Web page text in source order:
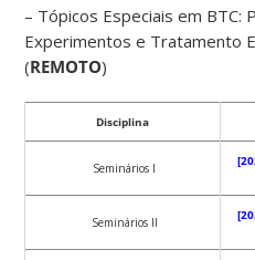
– Tópicos Especiais em BTC:
Experimentos e Tratamento
(REMOTO)
Disciplina
Seminários I
Seminários II